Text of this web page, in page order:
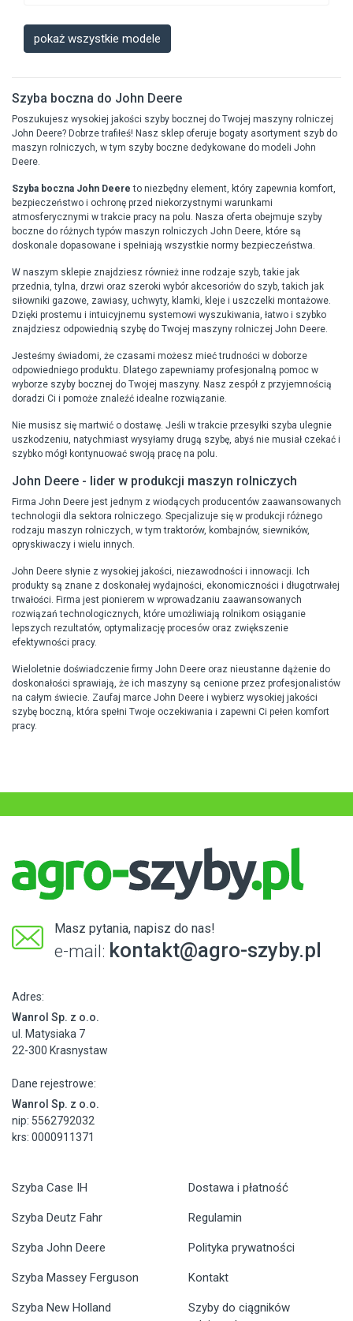
pokaż wszystkie modele
Szyba boczna do John Deere
Poszukujesz wysokiej jakości szyby bocznej do Twojej maszyny rolniczej
John Deere? Dobrze trafiłeś! Nasz sklep oferuje bogaty asortyment szyb do
maszyn rolniczych, w tym szyby boczne dedykowane do modeli John
Deere.
Szyba boczna John Deere to niezbędny element, który zapewnia komfort,
bezpieczeństwo i ochronę przed niekorzystnymi warunkami
atmosferycznymi w trakcie pracy na polu. Nasza oferta obejmuje szyby
boczne do różnych typów maszyn rolniczych John Deere, które są
doskonale dopasowane i spełniają wszystkie normy bezpieczeństwa.
W naszym sklepie znajdziesz również inne rodzaje szyb, takie jak
przednia, tylna, drzwi oraz szeroki wybór akcesoriów do szyb, takich jak
siłowniki gazowe, zawiasy, uchwyty, klamki, kleje i uszczelki montażowe.
Dzięki prostemu i intuicyjnemu systemowi wyszukiwania, łatwo i szybko
znajdziesz odpowiednią szybę do Twojej maszyny rolniczej John Deere.
Jesteśmy świadomi, że czasami możesz mieć trudności w doborze
odpowiedniego produktu. Dlatego zapewniamy profesjonalną pomoc w
wyborze szyby bocznej do Twojej maszyny. Nasz zespół z przyjemnością
doradzi Ci i pomoże znaleźć idealne rozwiązanie.
Nie musisz się martwić o dostawę. Jeśli w trakcie przesyłki szyba ulegnie
uszkodzeniu, natychmiast wysyłamy drugą szybę, abyś nie musiał czekać i
szybko mógł kontynuować swoją pracę na polu.
John Deere - lider w produkcji maszyn rolniczych
Firma John Deere jest jednym z wiodących producentów zaawansowanych
technologii dla sektora rolniczego. Specjalizuje się w produkcji różnego
rodzaju maszyn rolniczych, w tym traktorów, kombajnów, siewników,
opryskiwaczy i wielu innych.
John Deere słynie z wysokiej jakości, niezawodności i innowacji. Ich
produkty są znane z doskonałej wydajności, ekonomiczności i długotrwałej
trwałości. Firma jest pionierem w wprowadzaniu zaawansowanych
rozwiązań technologicznych, które umożliwiają rolnikom osiąganie
lepszych rezultatów, optymalizację procesów oraz zwiększenie
efektywności pracy.
Wieloletnie doświadczenie firmy John Deere oraz nieustanne dążenie do
doskonałości sprawiają, że ich maszyny są cenione przez profesjonalistów
na całym świecie. Zaufaj marce John Deere i wybierz wysokiej jakości
szybę boczną, która spełni Twoje oczekiwania i zapewni Ci pełen komfort
pracy.
Masz pytania, napisz do nas!
e-mail: kontakt@agro-szyby.pl
Adres:
Wanrol Sp. z o.o.
ul. Matysiaka 7
22-300 Krasnystaw
Dane rejestrowe:
Wanrol Sp. z o.o.
nip: 5562792032
krs: 0000911371
Szyba Case IH
Szyba Deutz Fahr
Szyba John Deere
Szyba Massey Ferguson
Szyba New Holland
Dostawa i płatność
Regulamin
Polityka prywatności
Kontakt
Szyby do ciągników